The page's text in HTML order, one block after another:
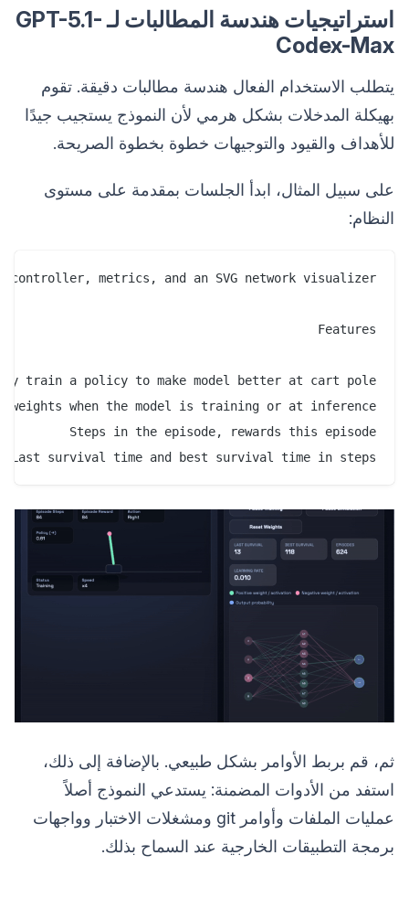
استراتيجيات هندسة المطالبات لـ GPT-5.1-
Codex-Max
يتطلب الاستخدام الفعال هندسة مطالبات دقيقة. تقوم
بهيكلة المدخلات بشكل هرمي لأن النموذج يستجيب جيدًا
للأهداف والقيود والتوجيهات خطوة بخطوة الصريحة.
على سبيل المثال، ابدأ الجلسات بمقدمة على مستوى
النظام:
Last survival time and best survival time in steps
ثم، قم بربط الأوامر بشكل طبيعي. بالإضافة إلى ذلك،
استفد من الأدوات المضمنة: يستدعي النموذج أصلاً
عمليات الملفات وأوامر git ومشغلات الاختبار وواجهات
برمجة التطبيقات الخارجية عند السماح بذلك.